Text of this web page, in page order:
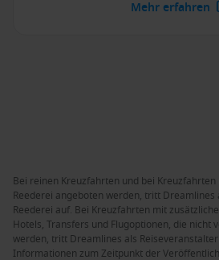
Mehr erfahren
Bei reinen Kreuzfahrten und bei
Reederei angeboten werden, tritt
Reederei auf. Bei Kreuzfahrten mit
Hotels, Transfers und Flugoptionen, die nicht
werden, tritt Dreamlines als
Informationen zum Zeitpunkt der